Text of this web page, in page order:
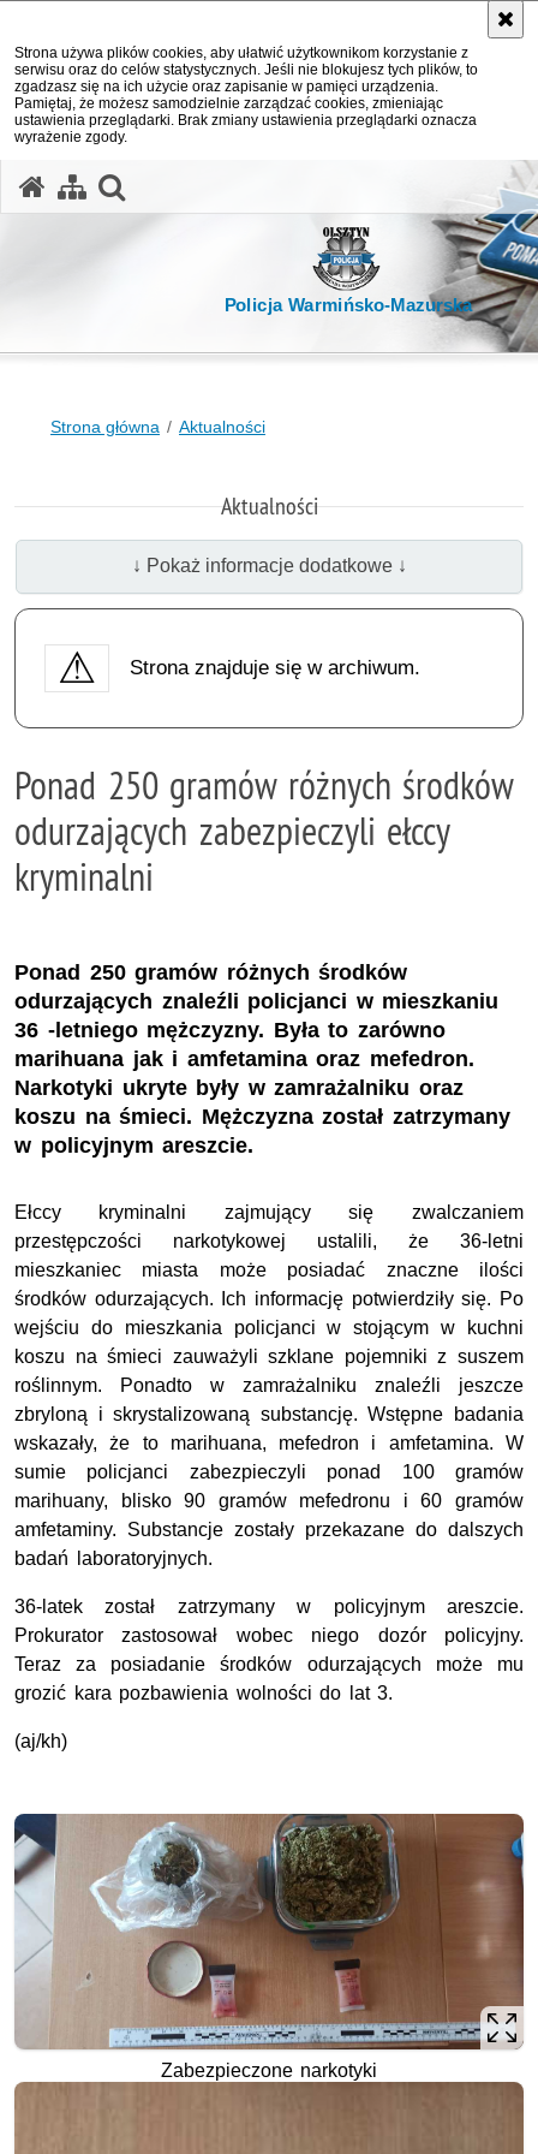
Strona używa plików cookies, aby ułatwić użytkownikom korzystanie z
serwisu oraz do celów statystycznych. Jeśli nie blokujesz tych plików, to
zgadzasz się na ich użycie oraz zapisanie w pamięci urządzenia.
Pamiętaj, że możesz samodzielnie zarządzać cookies, zmieniając
ustawienia przeglądarki. Brak zmiany ustawienia przeglądarki oznacza
wyrażenie zgody.
Policja Warmińsko-Mazurska
Strona główna Aktualności
Aktualności
↓ Pokaż informacje dodatkowe ↓
Strona znajduje się w archiwum.
Ponad 250 gramów różnych środków
odurzających zabezpieczyli ełccy
kryminalni
Ponad 250 gramów różnych środków
odurzających znaleźli policjanci w mieszkaniu
36 -letniego mężczyzny. Była to zarówno
marihuana jak i amfetamina oraz mefedron.
Narkotyki ukryte były w zamrażalniku oraz
koszu na śmieci. Mężczyzna został zatrzymany
w policyjnym areszcie.
Ełccy kryminalni zajmujący się zwalczaniem
przestępczości narkotykowej ustalili, że 36-letni
mieszkaniec miasta może posiadać znaczne ilości
środków odurzających. Ich informację potwierdziły się. Po
wejściu do mieszkania policjanci w stojącym w kuchni
koszu na śmieci zauważyli szklane pojemniki z suszem
roślinnym. Ponadto w zamrażalniku znaleźli jeszcze
zbryloną i skrystalizowaną substancję. Wstępne badania
wskazały, że to marihuana, mefedron i amfetamina. W
sumie policjanci zabezpieczyli ponad 100 gramów
marihuany, blisko 90 gramów mefedronu i 60 gramów
amfetaminy. Substancje zostały przekazane do dalszych
badań laboratoryjnych.
36-latek został zatrzymany w policyjnym areszcie.
Prokurator zastosował wobec niego dozór policyjny.
Teraz za posiadanie środków odurzających może mu
grozić kara pozbawienia wolności do lat 3.
(aj/kh)
Zabezpieczone narkotyki